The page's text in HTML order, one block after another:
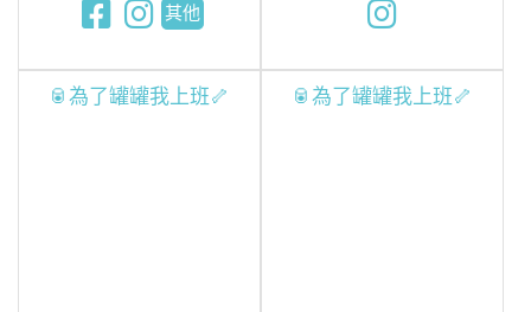
其他
🥫為了罐罐我上班🦴 🥫為了罐罐我上班🦴